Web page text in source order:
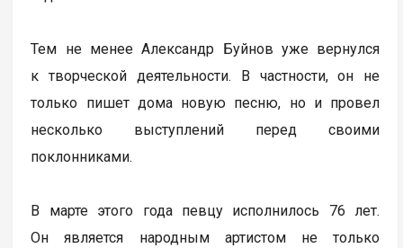
Тем не менее Александр Буйнов уже вернулся
к творческой деятельности. В частности, он не
только пишет дома новую песню, но и провел
несколько выступлений перед своими
поклонниками.
В марте этого года певцу исполнилось 76 лет.
Он является народным артистом не только